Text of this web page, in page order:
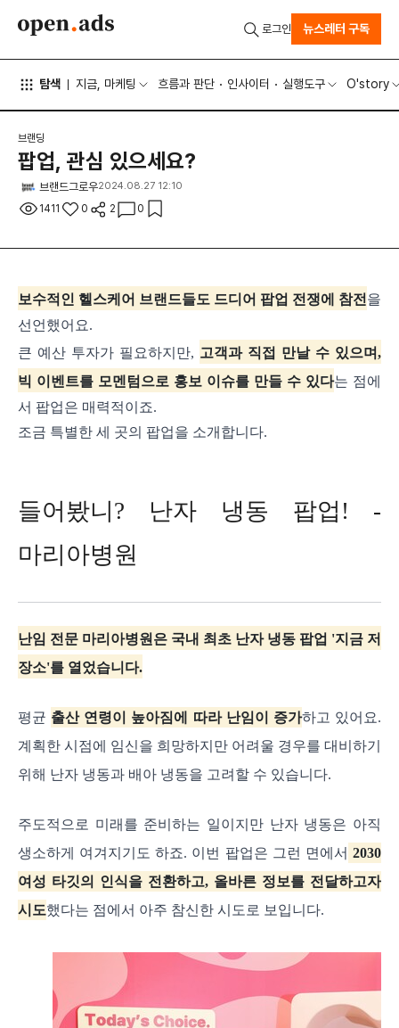
탐색 지금, 마케팅 흐름과 판단 인사이터 실행도구 O'story
로그인 뉴스레터 구독
브랜딩
팝업, 관심 있으세요?
브랜드그로우2024.08.27 12:10
1411 0 2 0
보수적인 헬스케어 브랜드들도 드디어 팝업 전쟁에 참전 을
선언했어요.
큰 예산 투자가 필요하지만, 고객과 직접 만날 수 있으며,
빅 이벤트를 모멘텀으로 홍보 이슈를 만들 수 있다는 점에
서 팝업은 매력적이죠.
조금 특별한 세 곳의 팝업을 소개합니다.
들어봤니? 난자 냉동 팝업! -
마리아병원
난임 전문 마리아병원은 국내 최초 난자 냉동 팝업 '지금 저
장소'를 열었습니다.
평균 출산 연령이 높아짐에 따라 난임이 증가하고 있어요.
계획한 시점에 임신을 희망하지만 어려울 경우를 대비하기
위해 난자 냉동과 배아 냉동을 고려할 수 있습니다.
주도적으로 미래를 준비하는 일이지만 난자 냉동은 아직
생소하게 여겨지기도 하죠. 이번 팝업은 그런 면에서 2030
여성 타깃의 인식을 전환하고, 올바른 정보를 전달하고자
시도했다는 점에서 아주 참신한 시도로 보입니다.